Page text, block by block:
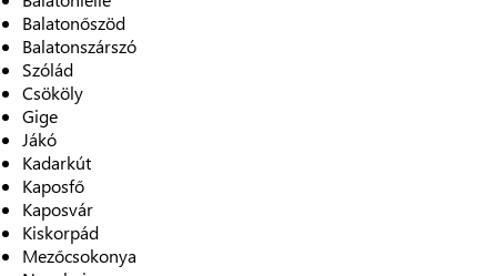
Balatonőszöd
Balatonszárszó
Szólád
Csököly
Gige
Jákó
Kadarkút
Kaposfő
Kaposvár
Kiskorpád
Mezőcsokonya